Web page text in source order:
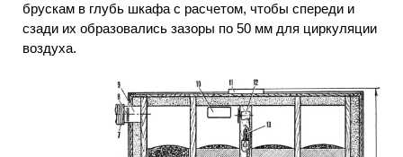
брускам в глубь шкафа с расчетом, чтобы спереди и
сзади их образовались зазоры по 50 мм для циркуляции
воздуха.